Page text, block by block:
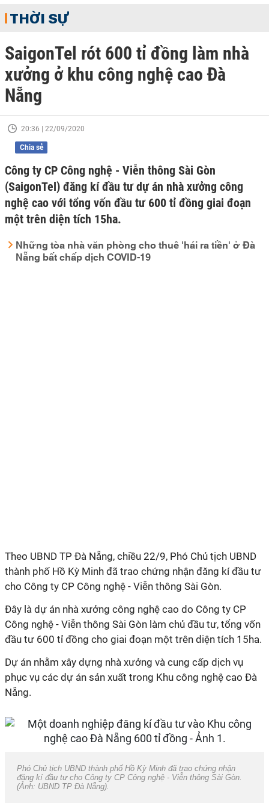
THỜI SỰ
SaigonTel rót 600 tỉ đồng làm nhà
xưởng ở khu công nghệ cao Đà
Nẵng
20:36 | 22/09/2020
Chia sẻ
Công ty CP Công nghệ - Viễn thông Sài Gòn
(SaigonTel) đăng kí đầu tư dự án nhà xưởng công
nghệ cao với tổng vốn đầu tư 600 tỉ đồng giai đoạn
một trên diện tích 15ha.
Những tòa nhà văn phòng cho thuê 'hái ra tiền' ở Đà
Nẵng bất chấp dịch COVID-19
Theo UBND TP Đà Nẵng, chiều 22/9, Phó Chủ tịch UBND
thành phố Hồ Kỳ Minh đã trao chứng nhận đăng kí đầu tư
cho Công ty CP Công nghệ - Viễn thông Sài Gòn.
Đây là dự án nhà xưởng công nghệ cao do Công ty CP
Công nghệ - Viễn thông Sài Gòn làm chủ đầu tư, tổng vốn
đầu tư 600 tỉ đồng cho giai đoạn một trên diện tích 15ha.
Dự án nhằm xây dựng nhà xưởng và cung cấp dịch vụ
phục vụ các dự án sản xuất trong Khu công nghệ cao Đà
Nẵng.
Phó Chủ tịch UBND thành phố Hồ Kỳ Minh đã trao chứng nhận
đăng kí đầu tư cho Công ty CP Công nghệ - Viễn thông Sài Gòn.
(Ảnh: UBND TP Đà Nẵng).